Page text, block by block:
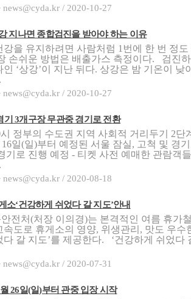
/ 2020-10-27
지나면 종합검진을 받아야 하는 이유
강을 유지하려면 사람처럼 1번에 한 번 정
손쉬운 방법은 배출가스 측정이다. 검진하
인 ‘상강’이 지난 뒤다. 상강은 밤 기온이 낮
/ 2020-10-27
기 3개구장 무관중 경기로 전환
정부의 수도권 지역 사회적 거리두기 2단
일(일)부터 예정된 서울 잠실, 고척 및 경
기로 진행 예정 - 티켓 사전 예매한 관람객
/ 2020-08-18
소‘건강하게 쉬었다 갈 지도’안내
전처(처장 이의경)는 본격적인 여름 휴가
속도로 휴게소의 영양, 위생관리, 맛도 우수
다 갈 지도’를 제공한다. ‘건강하게 쉬었다
/ 2020-07-31
26일(일)부터 관중 입장 시작